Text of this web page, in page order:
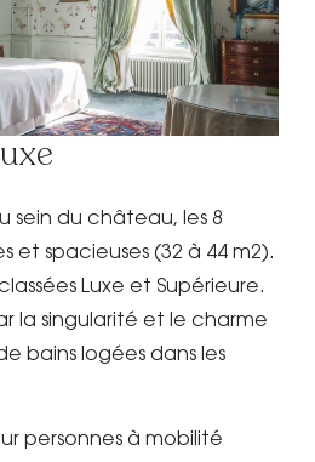
sein du château, les 8
et spacieuses (32 à 44 m2).
Luxe et Supérieure.
la singularité et le charme
bains logées dans les
personnes à mobilité